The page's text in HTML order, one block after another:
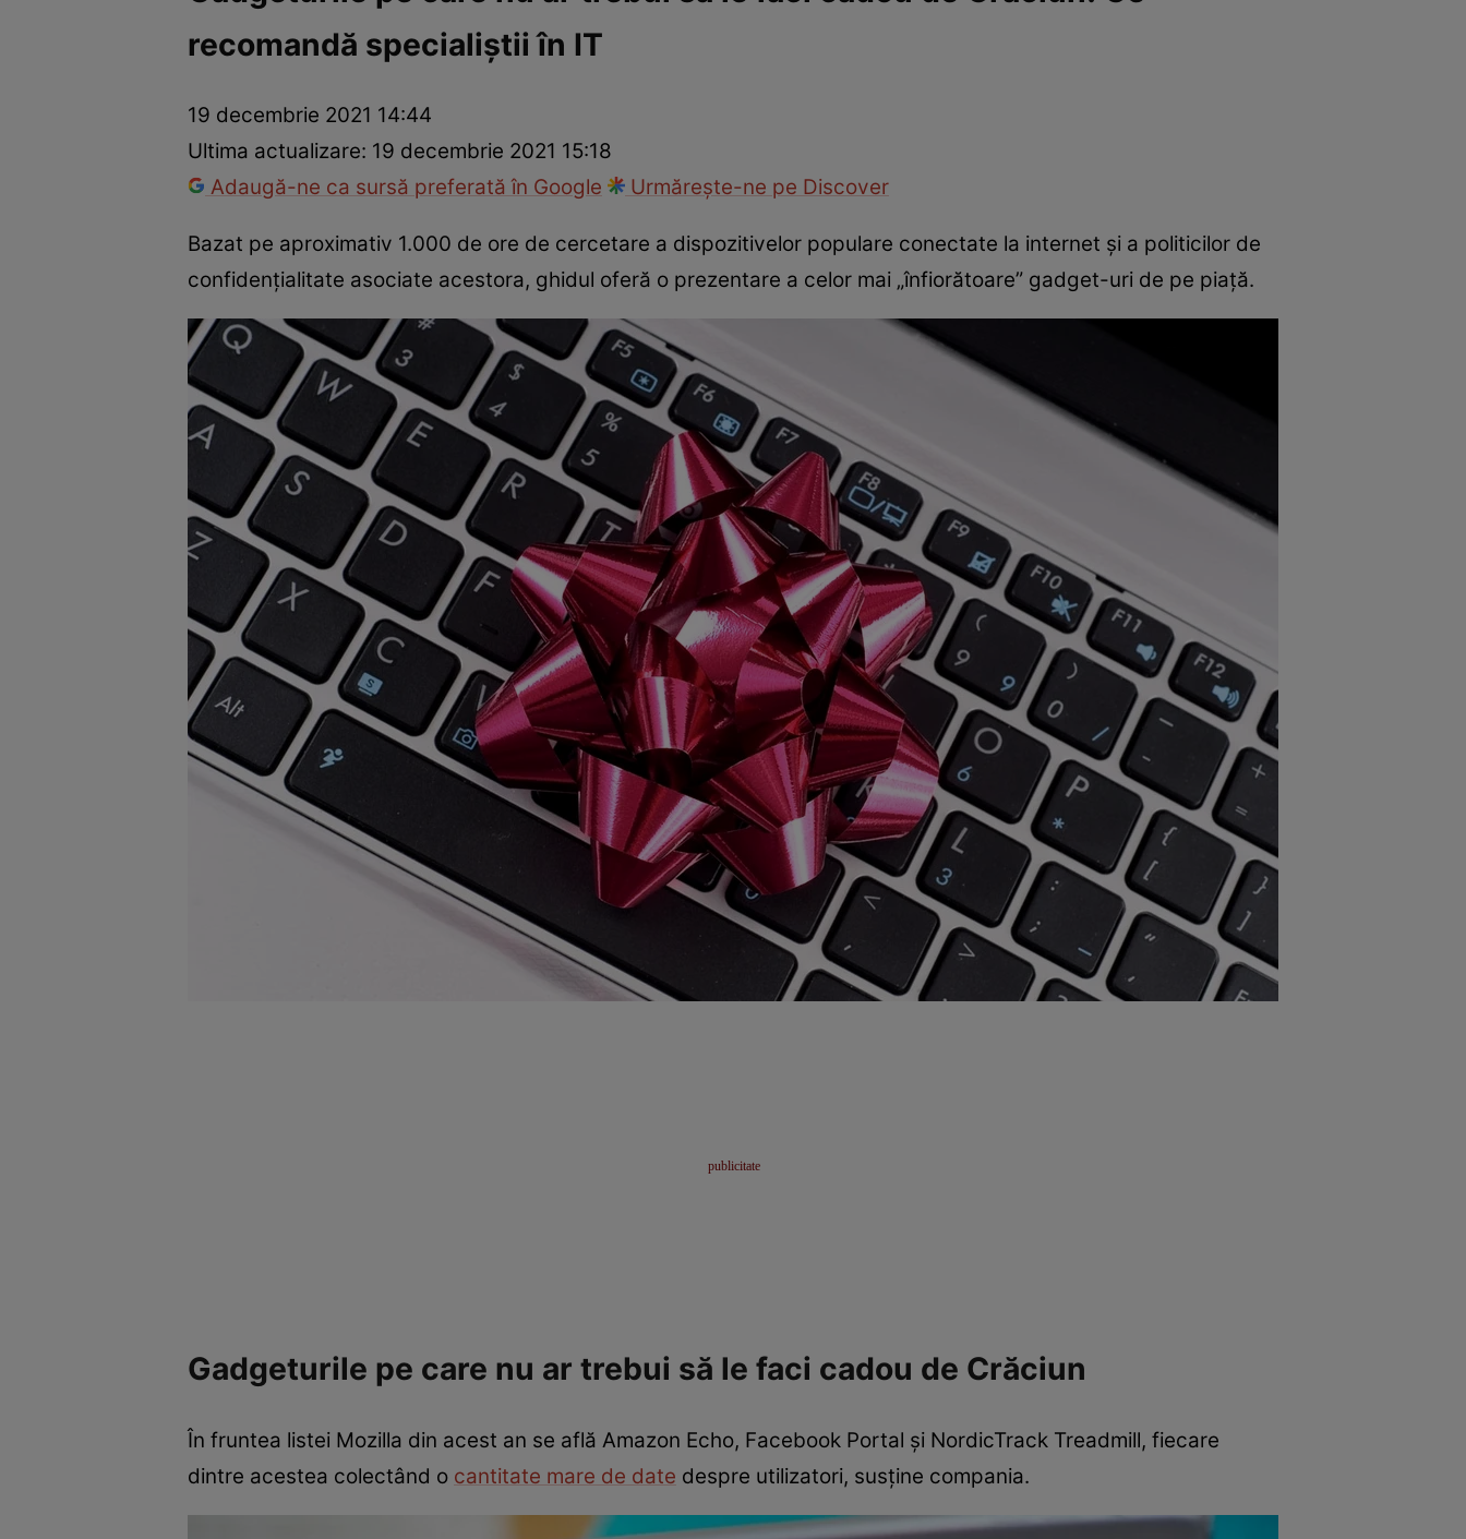
InternaționalFapt diversTehnologieNaționalSport
recomandă specialiștii în IT
19 decembrie 2021 14:44
Ultima actualizare: 19 decembrie 2021 15:18
Adaugă-ne ca sursă preferată în Google
Urmărește-ne pe Discover
Bazat pe aproximativ 1.000 de ore de cercetare a dispozitivelor populare conectate la internet și a politicilor de
confidențialitate asociate acestora, ghidul oferă o prezentare a celor mai „înfiorătoare” gadget-uri de pe piață.
Gadgeturile pe care nu ar trebui să le faci cadou de Crăciun
În fruntea listei Mozilla din acest an se află Amazon Echo, Facebook Portal și NordicTrack Treadmill, fiecare
dintre acestea colectând o cantitate mare de date despre utilizatori, susține compania.